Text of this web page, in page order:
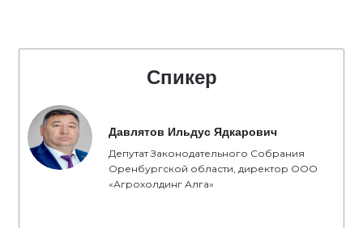
Спикер
Давлятов Ильдус Ядкарович
Депутат Законодательного Собрания
Оренбургской области, директор ООО
«Агрохолдинг Алга»